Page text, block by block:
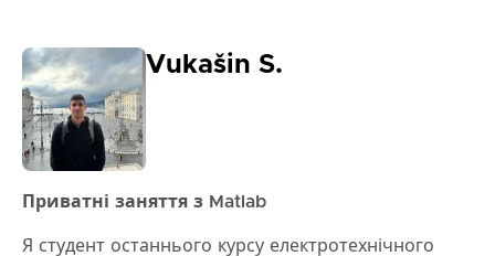
Vukašin S.
Приватні заняття з Matlab
Я студент останнього курсу електротехнічного